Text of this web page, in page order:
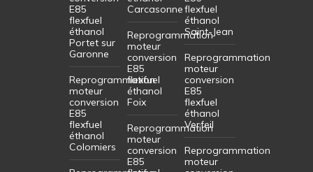
E85
flexfuel
éthanol
Portet sur
Garonne
Reprogrammation
moteur
conversion
E85
flexfuel
éthanol
Colomiers
Carcasonne
Reprogrammation
moteur
conversion
E85
flexfuel
éthanol
Foix
Reprogrammation
moteur
conversion
E85
flexfuel
éthanol
Saint-Jean
Reprogrammation
moteur
conversion
E85
flexfuel
éthanol
Verfeil
Reprogrammation
moteur